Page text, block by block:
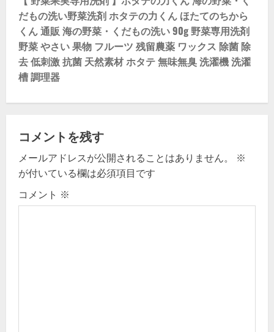
a
v
i
g
a
t
i
o
n
だもの洗い野菜洗剤 ホタテの力くん ほたてのちから
くん 通販 海の野菜・くだもの洗い 90g 野菜専用洗剤
野菜 やさい 果物 フルーツ 残留農薬 ワックス 除菌 除
去 低刺激 抗菌 天然素材 ホタテ 無味無臭 洗濯機 洗濯
槽 調理器
コメントを残す
メールアドレスが公開されることはありません。
※
が付いている欄は必須項目です
コメント ※